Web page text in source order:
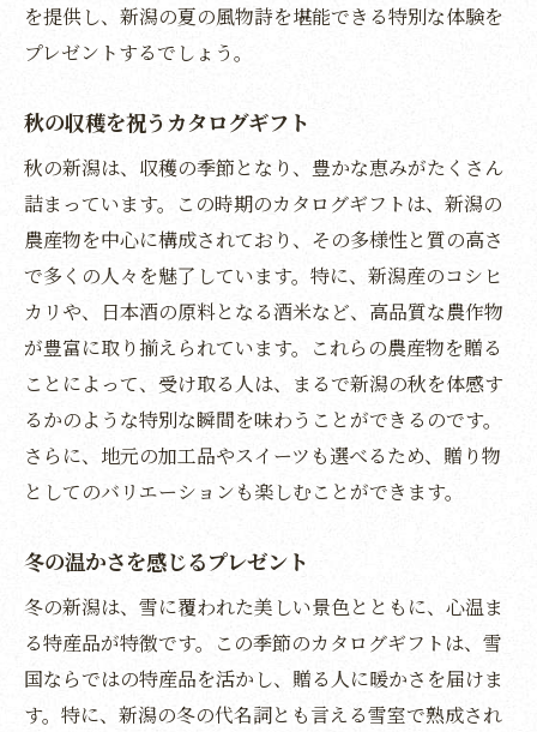
地域文化を体感するギフト
新潟ならではの文化体験
新潟の魅力を届けるカタログギフトの選び方
贈り物選びのポイント
新潟らしさを重視した一冊
選ぶ楽しさを感じるカタログ
贈る人の心を映す選び方
新潟の魅力が詰まった選択肢
選び方で贈り物の価値が決まる
心に残る新潟のカタログギフトで特別な瞬間を
思い出に残る特別な一冊
感動を呼ぶ贈り物の秘訣
贈られる人の心に寄り添う
特別な瞬間を作る贈り物
心温まるギフトの選び方
を提供し、新潟の夏の風物詩を堪能できる特別な体験を
プレゼントするでしょう。
秋の収穫を祝うカタログギフト
秋の新潟は、収穫の季節となり、豊かな恵みがたくさん
詰まっています。この時期のカタログギフトは、新潟の
農産物を中心に構成されており、その多様性と質の高さ
で多くの人々を魅了しています。特に、新潟産のコシヒ
カリや、日本酒の原料となる酒米など、高品質な農作物
が豊富に取り揃えられています。これらの農産物を贈る
ことによって、受け取る人は、まるで新潟の秋を体感す
るかのような特別な瞬間を味わうことができるのです。
さらに、地元の加工品やスイーツも選べるため、贈り物
としてのバリエーションも楽しむことができます。
冬の温かさを感じるプレゼント
冬の新潟は、雪に覆われた美しい景色とともに、心温ま
る特産品が特徴です。この季節のカタログギフトは、雪
国ならではの特産品を活かし、贈る人に暖かさを届けま
す。特に、新潟の冬の代名詞とも言える雪室で熟成され